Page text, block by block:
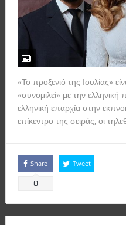
«Το προξενιό της Ιουλίας»
«συνομιλεί» με την
ελληνική επαρχία στην
επίκεντρο της σειράς, οι
Share
0
Tweet